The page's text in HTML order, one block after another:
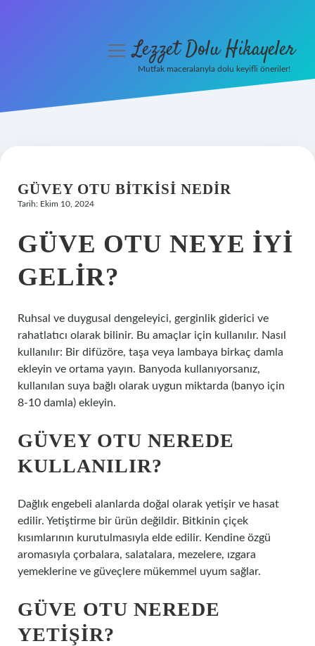
Hakkımızda
menüyüLezzet Dolu Hikayeler
Mutfak maceralarıyla dolu keyifli öneriler!
GÜVEY OTU BITKISI NEDIR
Tarih: Ekim 10, 2024
GÜVE OTU NEYE IYI
GELIR?
Ruhsal ve duygusal dengeleyici, gerginlik giderici ve
rahatlatıcı olarak bilinir. Bu amaçlar için kullanılır. Nasıl
kullanılır: Bir difüzöre, taşa veya lambaya birkaç damla
ekleyin ve ortama yayın. Banyoda kullanıyorsanız,
kullanılan suya bağlı olarak uygun miktarda (banyo için
8-10 damla) ekleyin.
GÜVEY OTU NEREDE
KULLANILIR?
Dağlık engebeli alanlarda doğal olarak yetişir ve hasat
edilir. Yetiştirme bir ürün değildir. Bitkinin çiçek
kısımlarının kurutulmasıyla elde edilir. Kendine özgü
aromasıyla çorbalara, salatalara, mezelere, ızgara
yemeklerine ve güveçlere mükemmel uyum sağlar.
GÜVE OTU NEREDE
YETIŞIR?